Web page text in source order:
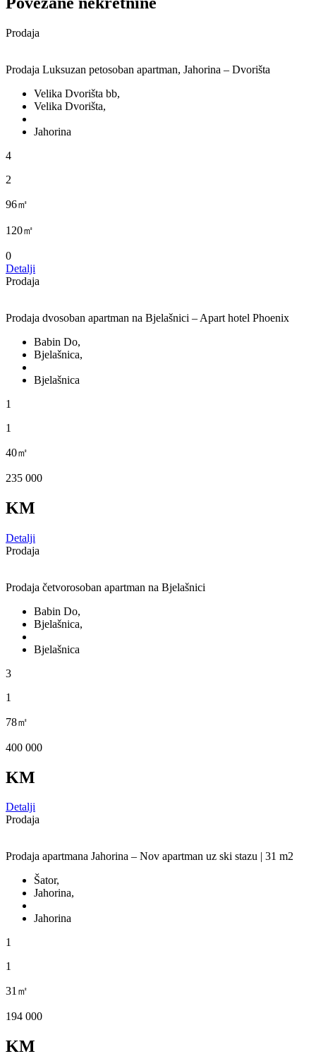
Prodaja
Prodaja Luksuzan petosoban apartman, Jahorina – Dvorišta
Velika Dvorišta bb,
Velika Dvorišta,
Jahorina
4
2
96㎡
120㎡
0
Detalji
Prodaja
Prodaja dvosoban apartman na Bjelašnici – Apart hotel Phoenix
Babin Do,
Bjelašnica,
Bjelašnica
1
1
40㎡
235 000
KM
Detalji
Prodaja
Prodaja četvorosoban apartman na Bjelašnici
Babin Do,
Bjelašnica,
Bjelašnica
3
1
78㎡
400 000
KM
Detalji
Prodaja
Prodaja apartmana Jahorina – Nov apartman uz ski stazu | 31 m2
Šator,
Jahorina,
Jahorina
1
1
31㎡
194 000
KM